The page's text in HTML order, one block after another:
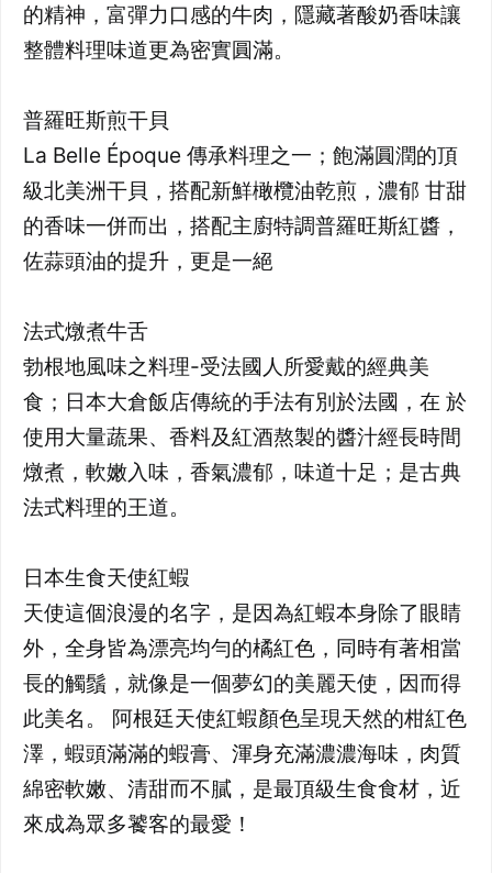
的精神，富彈力口感的牛肉，隱藏著酸奶香味讓
整體料理味道更為密實圓滿。
普羅旺斯煎干貝
La Belle Époque 傳承料理之一；飽滿圓潤的頂
級北美洲干貝，搭配新鮮橄欖油乾煎，濃郁 甘甜
的香味一併而出，搭配主廚特調普羅旺斯紅醬，
佐蒜頭油的提升，更是一絕
法式燉煮牛舌
勃根地風味之料理-受法國人所愛戴的經典美
食；日本大倉飯店傳統的手法有別於法國，在 於
使用大量蔬果、香料及紅酒熬製的醬汁經長時間
燉煮，軟嫩入味，香氣濃郁，味道十足；是古典
法式料理的王道。
日本生食天使紅蝦
天使這個浪漫的名字，是因為紅蝦本身除了眼睛
外，全身皆為漂亮均勻的橘紅色，同時有著相當
長的觸鬚，就像是一個夢幻的美麗天使，因而得
此美名。 阿根廷天使紅蝦顏色呈現天然的柑紅色
澤，蝦頭滿滿的蝦膏、渾身充滿濃濃海味，肉質
綿密軟嫩、清甜而不膩，是最頂級生食食材，近